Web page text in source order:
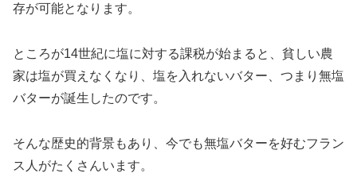
存が可能となります。
ところが14世紀に塩に対する課税が始まると、貧しい農
家は塩が買えなくなり、塩を入れないバター、つまり無塩
バターが誕生したのです。
そんな歴史的背景もあり、今でも無塩バターを好むフラン
ス人がたくさんいます。